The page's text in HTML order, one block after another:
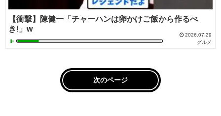
【衝撃】陳健一「チャーハンは卵かけご飯から作るべ
き!」w
2026.07.29
グルメ
次のページ